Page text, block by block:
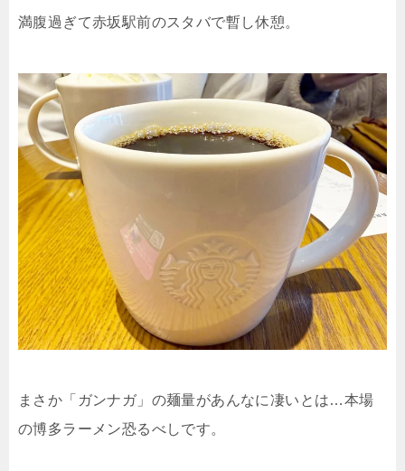
満腹過ぎて赤坂駅前のスタバで暫し休憩。
まさか「ガンナガ」の麺量があんなに凄いとは…本場
の博多ラーメン恐るべしです。